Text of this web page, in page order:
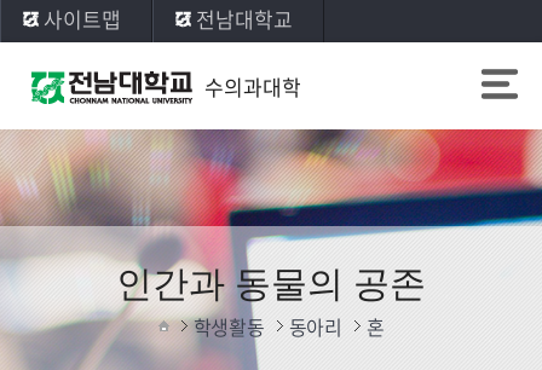
사이트맵 전남대학교
수의과대학
인간과 동물의 공존
학생활동 동아리 혼